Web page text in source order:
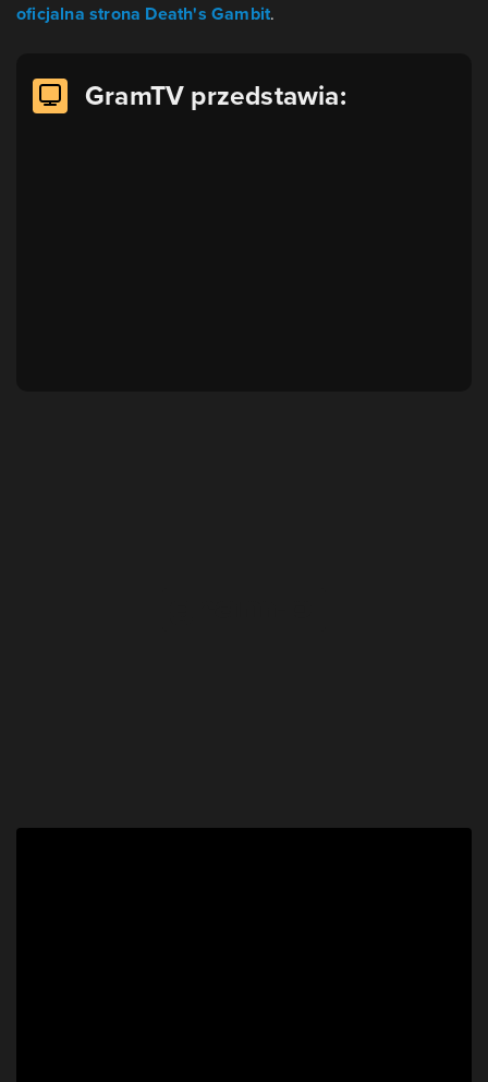
oficjalna strona Death's Gambit.
GramTV przedstawia: